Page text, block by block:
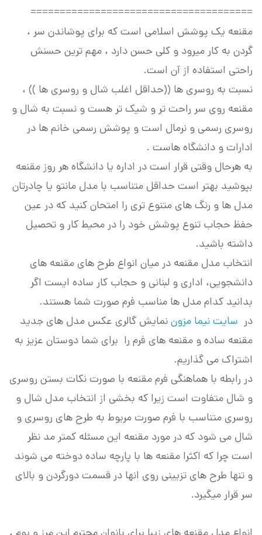
======================================
مقنعه یک پوشش اسلامی است که برای پوشاندن سر ،
گردن به کار میرود و کلی حسن دارد ، مهم ترین حسنش
راحتی استفاده از آن است.
نسبت به روسری ها ((حداقل اغلب شال و روسری ها )) ،
مقنعه روی سر راحت تر و شیک تر هست و نسبت به شال و
روسری رسمی و نرمال است و پوشش رسمی خانم ها در
ادارات و دانشگاه هاست .
به هرحال وقتی قرار است در اداره یا دانشگاه هر روز مقنعه
بپوشید بهتر است حداقل متناسب با مدل مانتو یا چادرتان
مدل ها و رنگ های متنوع تری را امتحان کنید که در عین
حفظ حجاب تنوع پوشش خود را در محیط کار و تحصیل
داشته باشید.
انتخاب مدل مقنعه در میان انواع طرح های مقنعه های
دانشجویی، اداری و لبنانی و حجاب کار ساده ایست اگر
بدانید کدام مدل ها مناسب فرم صورت شما هستند.
در سایت نیما مزوننمایش گالری عکس مدل های جدید
مقنعه ساده و مقنعه های فرم را برای شما دوستان عزیز به
اشتراک می گذاریم.
در رابطه با هماهنگی فرم مقنعه با صورت نکات بستن روسری
و شال متفاوت است زیرا که بخشی از انتخاب مدل شال و
روسری متناسب با فرم صورت مربوط به طرح های روسری و
شال می شود که در مورد مقنعه این مسئله کمتر مد نظر
است چرا که اکثرا مقنعه ها با پارچه ساده دوخته می شوند
و تنها طرح های تزیینی روی انها در قسمت دورگردن و بالای
سر قرار میگیرد.